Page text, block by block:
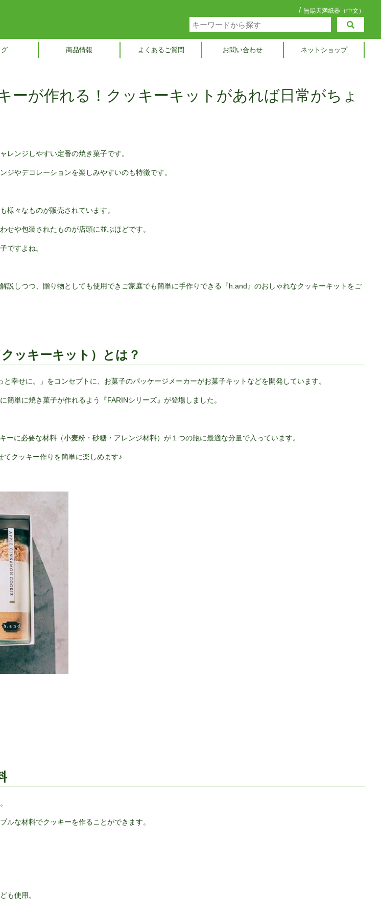
/ 無錫天満紙器（中文）
商品情報 よくあるご質問 お問い合わせ ネットショップ
ーが作れる！クッキーキットがあれば日常がちょ
レンジしやすい定番の焼き菓子です。
ジやデコレーションを楽しみやすいのも特徴です。
様々なものが販売されています。
せや包装されたものが店頭に並ぶほどです。
ですよね。
説しつつ、贈り物としても使用できご家庭でも簡単に手作りできる『h.and』のおしゃれなクッキーキットをご
ッキーキット）とは？
幸せに。」をコンセプトに、お菓子のパッケージメーカーがお菓子キットなどを開発しています。
簡単に焼き菓子が作れるよう『FARINシリーズ』が登場しました。
ーに必要な材料（小麦粉・砂糖・アレンジ材料）が１つの瓶に最適な分量で入っています。
クッキー作りを簡単に楽しめます♪
ルな材料でクッキーを作ることができます。
も使用。